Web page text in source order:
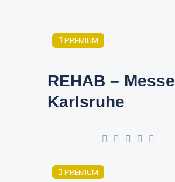
PREMIUM
REHAB – Messe
Karlsruhe
PREMIUM